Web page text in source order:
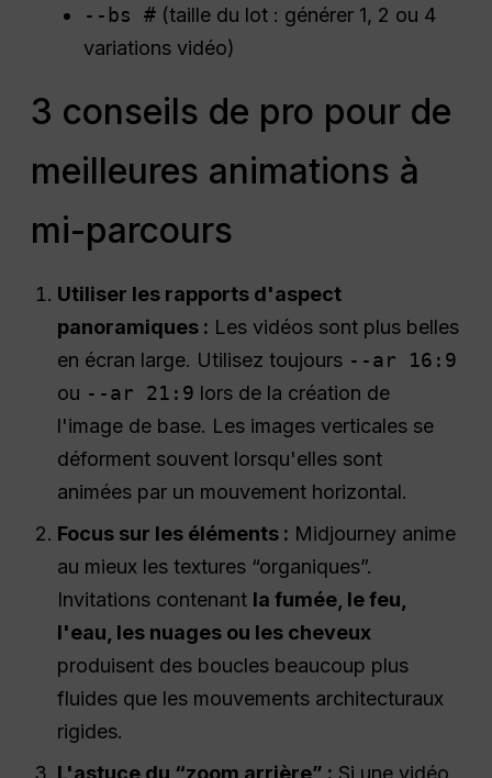
--bs # (taille du lot : générer 1, 2 ou 4
variations vidéo)
3 conseils de pro pour de
meilleures animations à
mi-parcours
Utiliser les rapports d'aspect
panoramiques : Les vidéos sont plus belles
en écran large. Utilisez toujours --ar 16:9
ou --ar 21:9 lors de la création de
l'image de base. Les images verticales se
déforment souvent lorsqu'elles sont
animées par un mouvement horizontal.
Focus sur les éléments : Midjourney anime
au mieux les textures “organiques”.
Invitations contenant la fumée, le feu,
l'eau, les nuages ou les cheveux
produisent des boucles beaucoup plus
fluides que les mouvements architecturaux
rigides.
L'astuce du “zoom arrière” : Si une vidéo